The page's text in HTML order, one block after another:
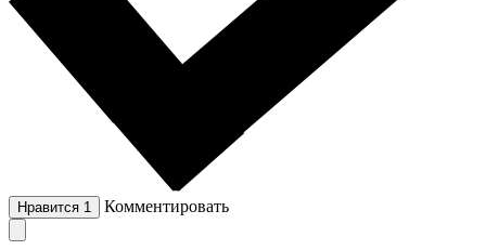
Нравится 1 Комментировать